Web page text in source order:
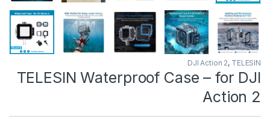
DJI Action 2, TELESIN
TELESIN Waterproof Case – for DJI
Action 2